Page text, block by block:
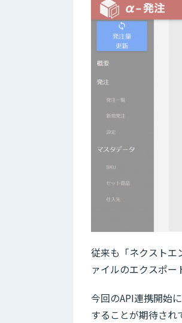
従来も「ネクストエ
ァイルのエクスポー
今回のAPI連携開始
することが期待され